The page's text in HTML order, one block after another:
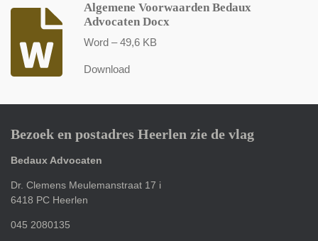
Algemene Voorwaarden Bedaux
Advocaten Docx
Word – 49,6 KB
Download
Bezoek en postadres Heerlen zie de vlag
Bedaux Advocaten
Dr. Clemens Meulemanstraat 17 i
6418 PC Heerlen
045 2080135